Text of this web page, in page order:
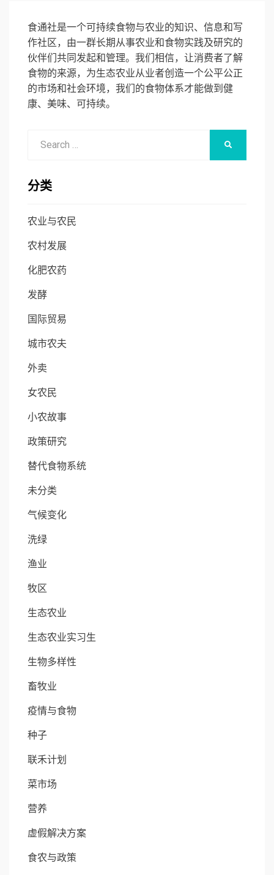
食通社是一个可持续食物与农业的知识、信息和写
作社区，由一群长期从事农业和食物实践及研究的
伙伴们共同发起和管理。我们相信，让消费者了解
食物的来源，为生态农业从业者创造一个公平公正
的市场和社会环境，我们的食物体系才能做到健
康、美味、可持续。
分类
农业与农民
农村发展
化肥农药
发酵
国际贸易
城市农夫
外卖
女农民
小农故事
政策研究
替代食物系统
未分类
气候变化
洗绿
渔业
牧区
生态农业
生态农业实习生
生物多样性
畜牧业
疫情与食物
种子
联禾计划
菜市场
营养
虚假解决方案
食农与政策